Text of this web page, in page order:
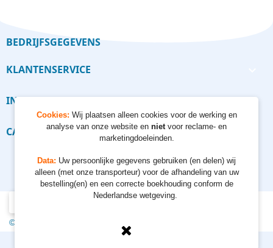
BEDRIJFSGEGEVENS
KLANTENSERVICE
INFORMATIE 
CALCULATORS
Cookies: Wij plaatsen alleen cookies voor de werking en
analyse van onze website en nietvoor reclame- en
marketingdoeleinden.
Data: Uw persoonlijke gegevens gebruiken (en delen) wij
alleen (met onze transporteur) voor de afhandeling van uw
bestelling(en) en een correcte boekhouding conform de
Nederlandse wetgeving.
© 2012 - 2026 Kempkes Waterpompen